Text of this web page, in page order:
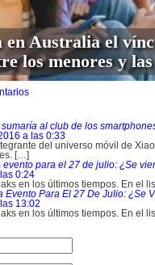
en Australia el
los menores y
al club de los
a las 0:33
del universo móvil de
[…]
para el 27 de julio: ¿Se
0:24
en los últimos tiempos. En el
Evento Para El 27 De Julio: ¿Se
13:02
en los últimos tiempos. En el